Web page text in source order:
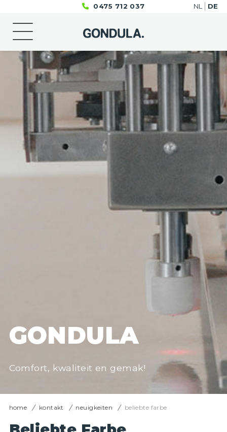
0475 712 037 NL DE
GONDULA
Comfort, kwaliteit en gemak!
home kontakt neuigkeiten beliebte farbe